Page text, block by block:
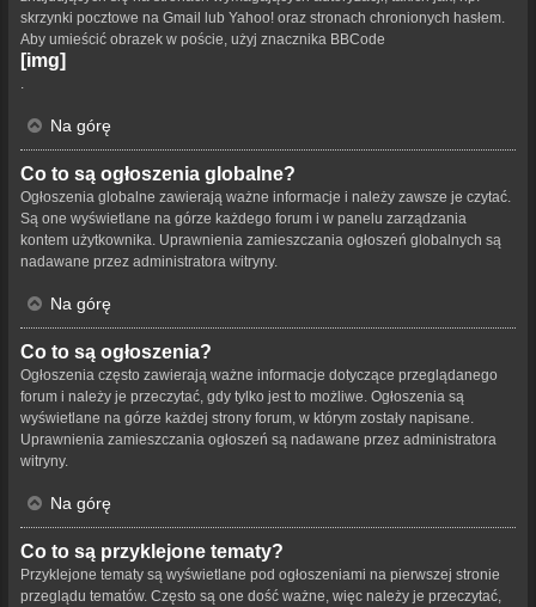
skrzynki pocztowe na Gmail lub Yahoo! oraz stronach chronionych hasłem.
Aby umieścić obrazek w poście, użyj znacznika BBCode
[img]
Na górę
Co to są ogłoszenia globalne?
Ogłoszenia globalne zawierają ważne informacje i należy zawsze je czytać.
Są one wyświetlane na górze każdego forum i w panelu zarządzania
kontem użytkownika. Uprawnienia zamieszczania ogłoszeń globalnych są
nadawane przez administratora witryny.
Na górę
Co to są ogłoszenia?
Ogłoszenia często zawierają ważne informacje dotyczące przeglądanego
forum i należy je przeczytać, gdy tylko jest to możliwe. Ogłoszenia są
wyświetlane na górze każdej strony forum, w którym zostały napisane.
Uprawnienia zamieszczania ogłoszeń są nadawane przez administratora
witryny.
Na górę
Co to są przyklejone tematy?
Przyklejone tematy są wyświetlane pod ogłoszeniami na pierwszej stronie
przeglądu tematów. Często są one dość ważne, więc należy je przeczytać,